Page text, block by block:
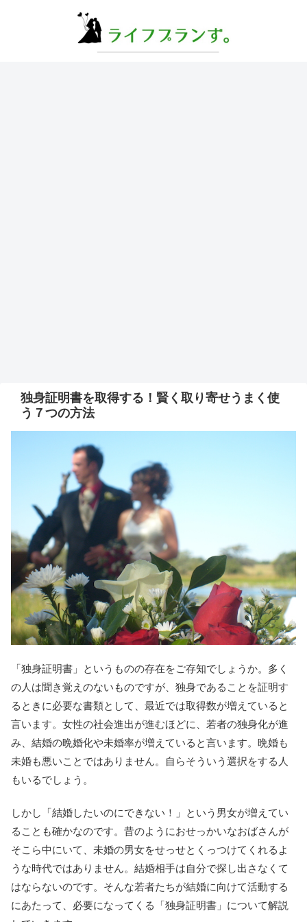
独身証明書を取得する！賢く取り寄せうまく使
う７つの方法
「独身証明書」というものの存在をご存知でしょうか。多く
の人は聞き覚えのないものですが、独身であることを証明す
るときに必要な書類として、最近では取得数が増えていると
言います。女性の社会進出が進むほどに、若者の独身化が進
み、結婚の晩婚化や未婚率が増えていると言います。晩婚も
未婚も悪いことではありません。自らそういう選択をする人
もいるでしょう。
しかし「結婚したいのにできない！」という男女が増えてい
ることも確かなのです。昔のようにおせっかいなおばさんが
そこら中にいて、未婚の男女をせっせとくっつけてくれるよ
うな時代ではありません。結婚相手は自分で探し出さなくて
はならないのです。そんな若者たちが結婚に向けて活動する
にあたって、必要になってくる「独身証明書」について解説